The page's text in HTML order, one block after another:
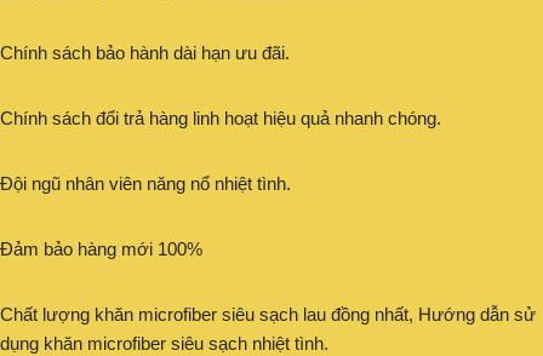
Chính sách bảo hành dài hạn ưu đãi.
Chính sách đổi trả hàng linh hoạt hiệu quả nhanh chóng.
Đội ngũ nhân viên năng nổ nhiệt tình.
Đảm bảo hàng mới 100%
Chất lượng khăn microfiber siêu sạch lau đồng nhất, Hướng dẫn sử
dụng khăn microfiber siêu sạch nhiệt tình.